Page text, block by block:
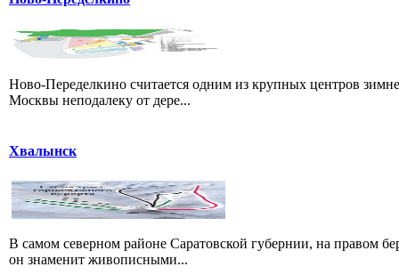
Ново-Переделкино считается одним из крупных центров
Москвы неподалеку от дере...
Хвалынск
В самом северном районе Саратовской губернии, на правом
он знаменит живописными...